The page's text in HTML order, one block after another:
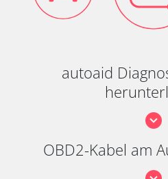
autoaid
OBD2-Kabel am